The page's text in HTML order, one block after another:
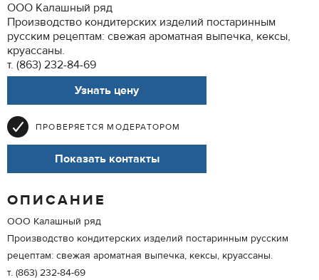
ООО Калашный ряд
Производство кондитерских изделий постаринным
русским рецептам: свежая ароматная выпечка, кексы,
круассаны.
т. (863) 232-84-69
Узнать цену
ПРОВЕРЯЕТСЯ МОДЕРАТОРОМ
Показать контакты
ОПИСАНИЕ
ООО Калашный ряд
Производство кондитерских изделий постаринным русским
рецептам: свежая ароматная выпечка, кексы, круассаны.
т. (863) 232-84-69